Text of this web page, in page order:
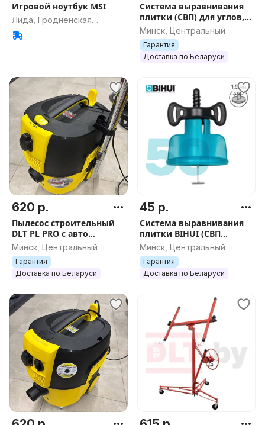
Игровой ноутбук MSI
Лида, Гродненская
область
Система выравнивания
плитки (СВП) для углов,
30 штук, арт.2350
Минск, Центральный
Гарантия
Доставка по Беларуси
620 р.
Пылесос строительный
DLT PL PRO с авто
очисткой, арт. 0792
Минск, Центральный
Гарантия
Доставка по Беларуси
45 р.
Система выравнивания
плитки BIHUI (СВП
многоразовая), 1,5мм,
50шт, арт.TSL50
Минск, Центральный
Гарантия
Доставка по Беларуси